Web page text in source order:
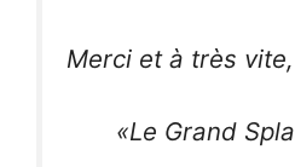
Merci et à très vite,
«Le Grand